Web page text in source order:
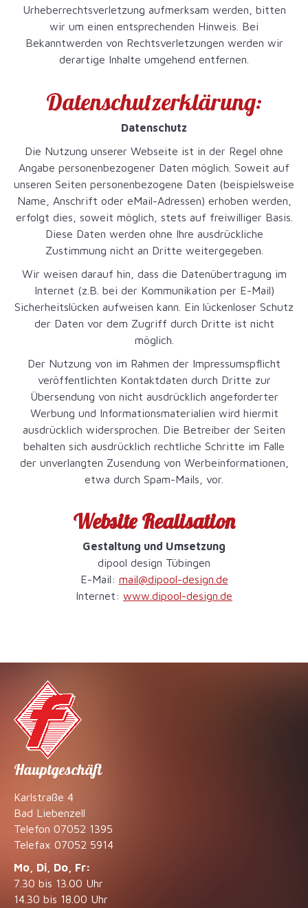
Urheberrechtsverletzung aufmerksam werden, bitten
wir um einen entsprechenden Hinweis. Bei
Bekanntwerden von Rechtsverletzungen werden wir
derartige Inhalte umgehend entfernen.
Datenschutzerklärung:
Datenschutz
Die Nutzung unserer Webseite ist in der Regel ohne
Angabe personenbezogener Daten möglich. Soweit auf
unseren Seiten personenbezogene Daten (beispielsweise
Name, Anschrift oder eMail-Adressen) erhoben werden,
erfolgt dies, soweit möglich, stets auf freiwilliger Basis.
Diese Daten werden ohne Ihre ausdrückliche
Zustimmung nicht an Dritte weitergegeben.
Wir weisen darauf hin, dass die Datenübertragung im
Internet (z.B. bei der Kommunikation per E-Mail)
Sicherheitslücken aufweisen kann. Ein lückenloser Schutz
der Daten vor dem Zugriff durch Dritte ist nicht
möglich.
Der Nutzung von im Rahmen der Impressumspflicht
veröffentlichten Kontaktdaten durch Dritte zur
Übersendung von nicht ausdrücklich angeforderter
Werbung und Informationsmaterialien wird hiermit
ausdrücklich widersprochen. Die Betreiber der Seiten
behalten sich ausdrücklich rechtliche Schritte im Falle
der unverlangten Zusendung von Werbeinformationen,
etwa durch Spam-Mails, vor.
Website Realisation
Gestaltung und Umsetzung
dipool design Tübingen
E-Mail: mail@dipool-design.de
Internet: www.dipool-design.de
Hauptgeschäft
Karlstraße 4
Bad Liebenzell
Telefon 07052 1395
Telefax 07052 5914
Mo, Di, Do, Fr:
7.30 bis 13.00 Uhr
14.30 bis 18.00 Uhr